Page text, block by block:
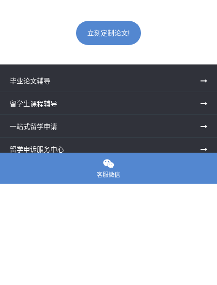
立刻定制论文!
毕业论文辅导
留学生课程辅导
一站式留学申请
留学申诉服务中心

客服微信